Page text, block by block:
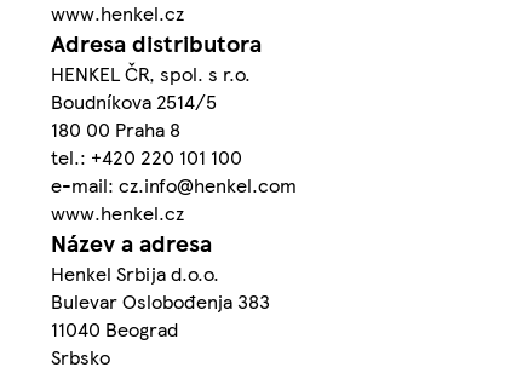
www.henkel.cz
Adresa distributora
HENKEL ČR, spol. s r.o.
Boudníkova 2514/5
180 00 Praha 8
tel.: +420 220 101 100
e-mail: cz.info@henkel.com
www.henkel.cz
Název a adresa
Henkel Srbija d.o.o.
Bulevar Oslobođenja 383
11040 Beograd
Srbsko